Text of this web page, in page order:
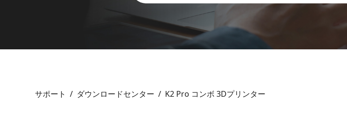
サポート / ダウンロードセンター / K2 Pro コンボ 3Dプリンター